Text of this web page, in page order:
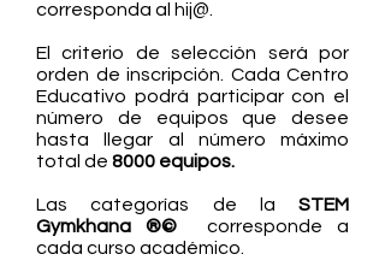
corresponda al hij@.
El criterio de selección será por
orden de inscripción. Cada Centro
Educativo podrá participar con el
número de equipos que desee
hasta llegar al número máximo
total de 8000 equipos.
Las categorías de la STEM
Gymkhana ®©
corresponde a
cada curso académico.